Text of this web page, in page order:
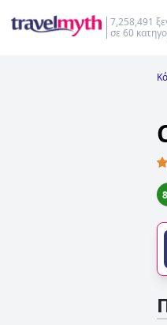
7,258,491
σε 60